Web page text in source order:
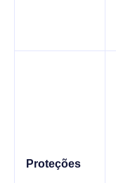
Proteções